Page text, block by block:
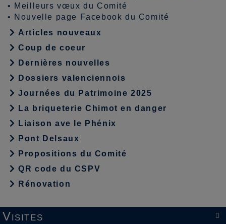
• Meilleurs vœux du Comité
• Nouvelle page Facebook du Comité
Articles nouveaux
Coup de coeur
Dernières nouvelles
Dossiers valenciennois
Journées du Patrimoine 2025
La briqueterie Chimot en danger
Liaison ave le Phénix
Pont Delsaux
Propositions du Comité
QR code du CSPV
Rénovation

Visites